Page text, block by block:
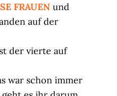
FRAUEN und
auf der
der vierte auf
war schon immer